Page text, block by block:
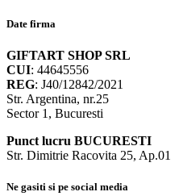
Date firma
GIFTART SHOP SRL
CUI: 44645556
REG: J40/12842/2021
Str. Argentina, nr.25
Sector 1, Bucuresti
Punct lucru BUCURESTI
Str. Dimitrie Racovita 25, Ap.01
Ne gasiti si pe social media